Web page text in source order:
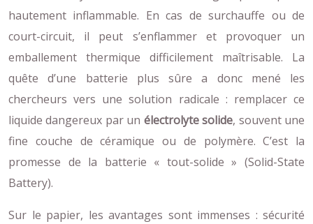
hautement inflammable. En cas de surchauffe ou de
court-circuit, il peut s’enflammer et provoquer un
emballement thermique difficilement maîtrisable. La
quête d’une batterie plus sûre a donc mené les
chercheurs vers une solution radicale : remplacer ce
liquide dangereux par un électrolyte solide, souvent une
fine couche de céramique ou de polymère. C’est la
promesse de la batterie « tout-solide » (Solid-State
Battery).
Sur le papier, les avantages sont immenses : sécurité